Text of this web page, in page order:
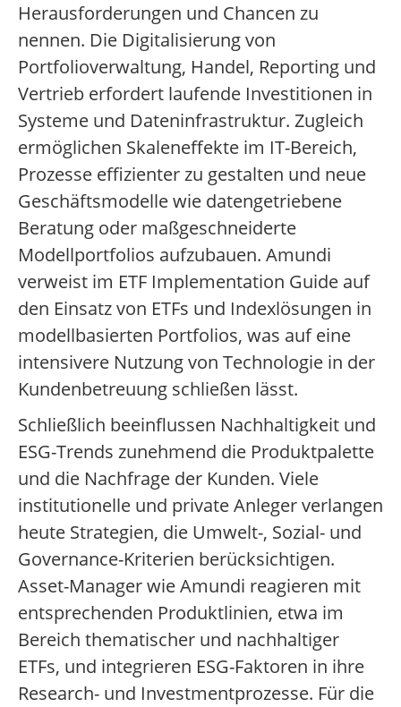
Herausforderungen und Chancen zu
nennen. Die Digitalisierung von
Portfolioverwaltung, Handel, Reporting und
Vertrieb erfordert laufende Investitionen in
Systeme und Dateninfrastruktur. Zugleich
ermöglichen Skaleneffekte im IT-Bereich,
Prozesse effizienter zu gestalten und neue
Geschäftsmodelle wie datengetriebene
Beratung oder maßgeschneiderte
Modellportfolios aufzubauen. Amundi
verweist im ETF Implementation Guide auf
den Einsatz von ETFs und Indexlösungen in
modellbasierten Portfolios, was auf eine
intensivere Nutzung von Technologie in der
Kundenbetreuung schließen lässt.
Schließlich beeinflussen Nachhaltigkeit und
ESG-Trends zunehmend die Produktpalette
und die Nachfrage der Kunden. Viele
institutionelle und private Anleger verlangen
heute Strategien, die Umwelt-, Sozial- und
Governance-Kriterien berücksichtigen.
Asset-Manager wie Amundi reagieren mit
entsprechenden Produktlinien, etwa im
Bereich thematischer und nachhaltiger
ETFs, und integrieren ESG-Faktoren in ihre
Research- und Investmentprozesse. Für die